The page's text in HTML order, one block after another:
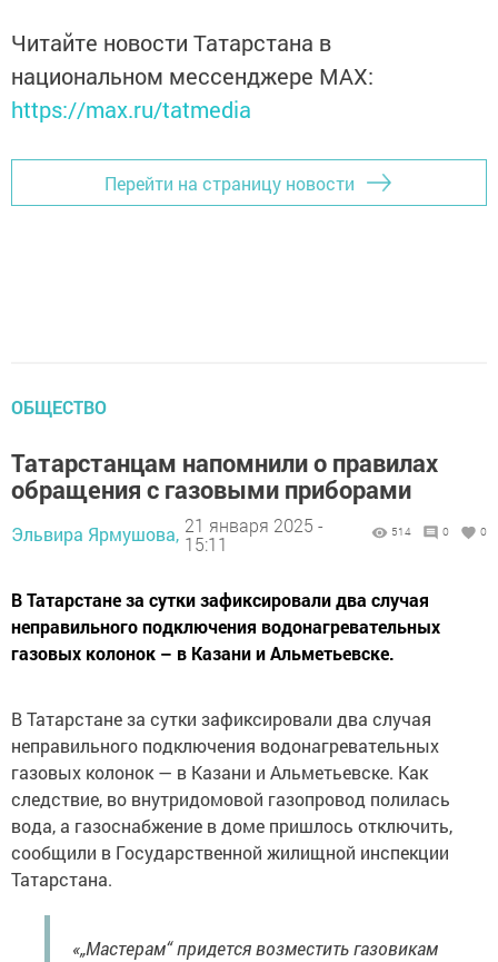
Читайте новости Татарстана в
национальном мессенджере MАХ:
https://max.ru/tatmedia
Перейти на страницу новости
ОБЩЕСТВО
Татарстанцам напомнили о правилах
обращения с газовыми приборами
Эльвира Ярмушова, 21 января 2025 -
15:11
514 0 0
В Татарстане за сутки зафиксировали два случая
неправильного подключения водонагревательных
газовых колонок – в Казани и Альметьевске.
В Татарстане за сутки зафиксировали два случая
неправильного подключения водонагревательных
газовых колонок — в Казани и Альметьевске. Как
следствие, во внутридомовой газопровод полилась
вода, а газоснабжение в доме пришлось отключить,
сообщили в Государственной жилищной инспекции
Татарстана.
«„Мастерам“ придется возместить газовикам